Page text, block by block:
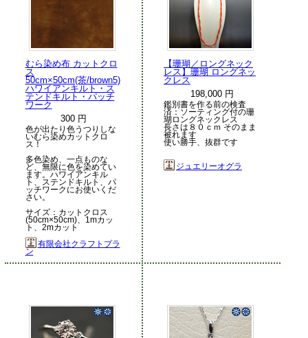
むら染め布 カットクロ
ス
50cm×50cm(茶/brown5)
ハワイアンキルト・ス
テンドキルト・パッチ
ワーク
300 円
色が出たり色うつりしな
いむら染めカットクロ
ス！
多色染め、一点ものな
ど、無限に色を染めてい
ます。ハワイアンキル
ト、ステンドキルト、パ
ッチワークにお使いくだ
さい。
サイズ：カットクロス
(50cm×50cm)、1mカッ
ト、2mカット
有限会社クラフトプラ
ン
【珊瑚／ロングネック
レス】珊瑚 ロングネッ
クレス
198,000 円
鑑別書を作る前の検査
済：ソーティング付の珊
瑚ロングネックレス
長さは８０ｃｍ そのまま
被れます
使い勝手、抜群です
ジュエリーオグラ